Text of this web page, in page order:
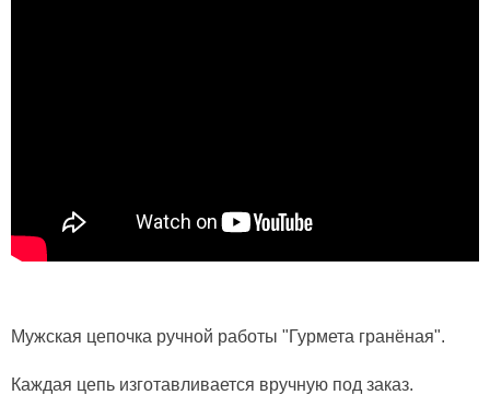
Мужская цепочка ручной работы "Гурмета гранёная".
Каждая цепь изготавливается вручную под заказ.